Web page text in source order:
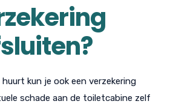
kun je ook een verzekering
schade aan de toiletcabine zelf